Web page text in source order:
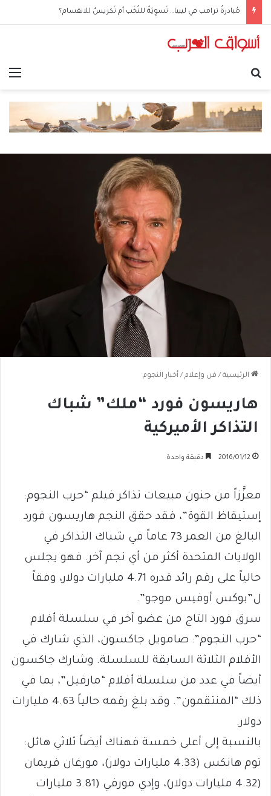
مُبادرةُ ترامب في ليبيا… تَسوِيَةٌ للنُخَب أم تَكريسٌ للانقسام؟
الرئيسية / فن وإعلام / أخبار النجوم
هاريسون فورد “ملك” شباك
التذاكر الأميركية
2016/01/12 دقيقة واحدة
معزَّزاً من جنون مبيعات تذاكر فيلم “حرب النجوم:
إستيقاظ القوة”، فقد حقق النجم هاريسون فورد
البالغ من العمر 73 عاماً في شباك التذاكر في
الولايات المتحدة أكثر من أي نجم آخر. فهو يجلس
حالياً على رقم رائد قدره 4.71 مليارات دولار، وفقاً
ل”بوكس أوفيس موجو”.
سرق فورد التاج من عضو آخر في سلسلة أفلام
“حرب النجوم”: صامويل جاكسون، الذي شارك في
الأفلام الثلاثة السابقة للسلسلة. وشارك جاكسون
أيضاً في عدد من سلسلة أفلام “مارفيل”، بما في
ذلك “المنتقمون”. وقد بلغ رقمه حالياً 4.63 مليارات
دولار.
بالنسبة إلى أعلى خمسة فهناك أيضاً ثلاثي هائل:
توم هانكس (4.33 مليارات دولار)، مورغان فريمان
(4.32 مليارات دولار)، وإدي مورفي (3.81 مليارات